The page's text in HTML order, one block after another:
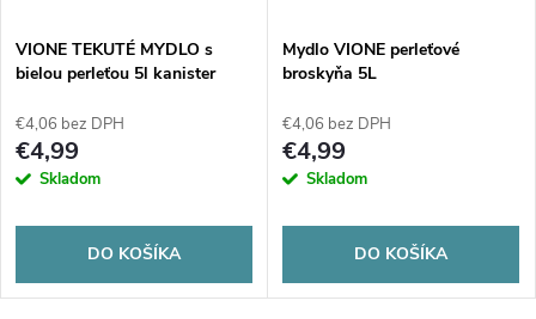
VIONE TEKUTÉ MYDLO s
bielou perleťou 5l kanister
€4,06 bez DPH
€4,99
Skladom
DO KOŠÍKA
Mydlo VIONE perleťové
broskyňa 5L
€4,06 bez DPH
€4,99
Skladom
DO KOŠÍKA